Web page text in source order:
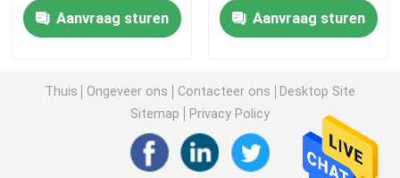
de thermistor van de glasparel
OTO-temperatuursensor
Aanvraag sturen
Aanvraag sturen
Thuis Ongeveer ons Contacteer ons
Desktop Site
Sitemap
Privacy Policy